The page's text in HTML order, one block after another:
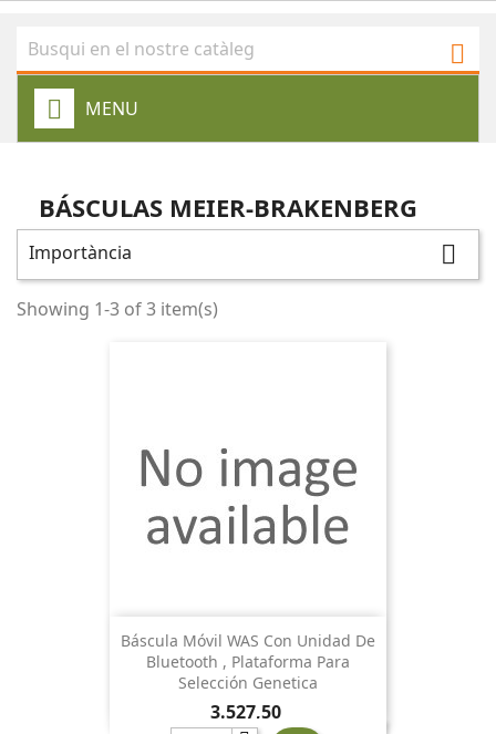

MENU
BÁSCULAS MEIER-BRAKENBERG
Importància 
Showing 1-3 of 3 item(s)
Báscula Móvil WAS Con Unidad De
Bluetooth , Plataforma Para
Selección Genetica
Preu
3.527,50